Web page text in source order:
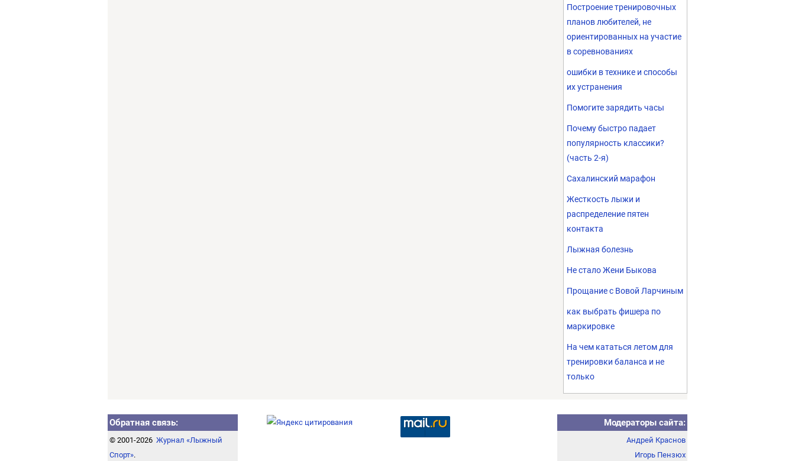
Построение тренировочных
планов любителей, не
ориентированных на участие
в соревнованиях
ошибки в технике и способы
их устранения
Помогите зарядить часы
Почему быстро падает
популярность классики?
(часть 2-я)
Сахалинский марафон
Жесткость лыжи и
распределение пятен
контакта
Лыжная болезнь
Не стало Жени Быкова
Прощание с Вовой Ларчиным
как выбрать фишера по
маркировке
На чем кататься летом для
тренировки баланса и не
только
Обратная связь:
© 2001-2026 Журнал «Лыжный
Спорт».
Модераторы сайта:
Андрей Краснов
Игорь Пензюх